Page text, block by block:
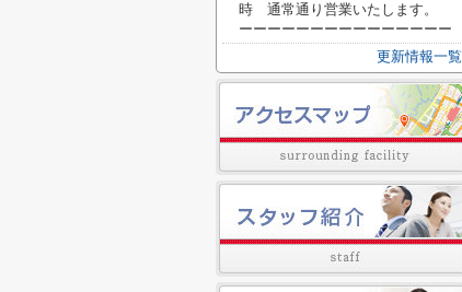
時 通常通り営業いたします。
ーーーーーーーーーーーーーーー
更新情報一覧